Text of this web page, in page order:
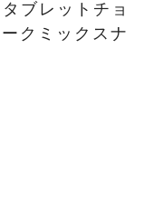
ブレットチョ
クミックスナ